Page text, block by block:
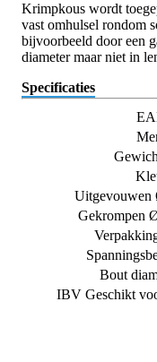
Krimpkous wordt
vast omhulsel rondom
bijvoorbeeld door een
diameter maar niet in
Specificaties
Uitgevouwen
Gekrompen
Bout
IBV Geschikt